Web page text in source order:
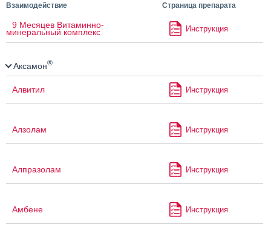
Взаимодействие Страница препарата
9 Месяцев Витаминно-
минеральный комплекс Инструкция
Аксамон®
Алвитил Инструкция
Алзолам Инструкция
Алпразолам Инструкция
Амбене Инструкция